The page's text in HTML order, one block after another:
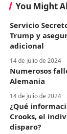
You Might
Servicio
Trump y
adicional
14 de julio de 2024
Numerosos
Alemania
14 de julio de 2024
¿Qué
Crooks, el
disparo?